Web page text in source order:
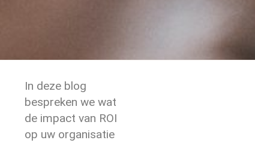
In deze blog
bespreken we wat
de impact van ROI
op uw organisatie